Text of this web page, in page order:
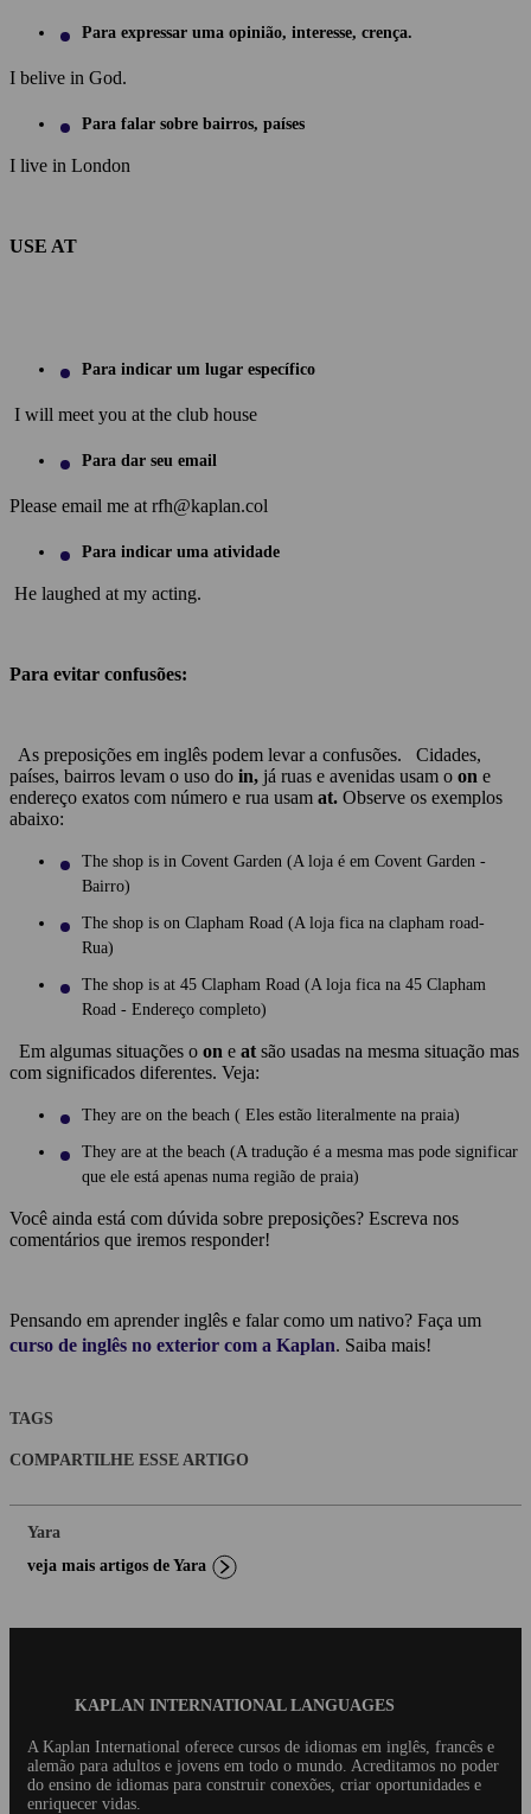
Para expressar uma opinião, interesse, crença.
I belive in God.
Para falar sobre bairros, países
I live in London
USE AT
Para indicar um lugar específico
I will meet you at the club house
Para dar seu email
Please email me at rfh@kaplan.col
Para indicar uma atividade
He laughed at my acting.
Para evitar confusões:
As preposições em inglês podem levar a confusões. Cidades,
países, bairros levam o uso do in, já ruas e avenidas usam o on e
endereço exatos com número e rua usam at. Observe os exemplos
abaixo:
The shop is in Covent Garden (A loja é em Covent Garden -
Bairro)
The shop is on Clapham Road (A loja fica na clapham road-
Rua)
The shop is at 45 Clapham Road (A loja fica na 45 Clapham
Road - Endereço completo)
Em algumas situações o on e at são usadas na mesma situação mas
com significados diferentes. Veja:
They are on the beach ( Eles estão literalmente na praia)
They are at the beach (A tradução é a mesma mas pode significar
que ele está apenas numa região de praia)
Você ainda está com dúvida sobre preposições? Escreva nos
comentários que iremos responder!
Pensando em aprender inglês e falar como um nativo? Faça um
curso de inglês no exterior com a Kaplan. Saiba mais!
TAGS
COMPARTILHE ESSE ARTIGO
Yara
veja mais artigos de Yara
KAPLAN INTERNATIONAL LANGUAGES
A Kaplan International oferece cursos de idiomas em inglês, francês e
alemão para adultos e jovens em todo o mundo. Acreditamos no poder
do ensino de idiomas para construir conexões, criar oportunidades e
enriquecer vidas.